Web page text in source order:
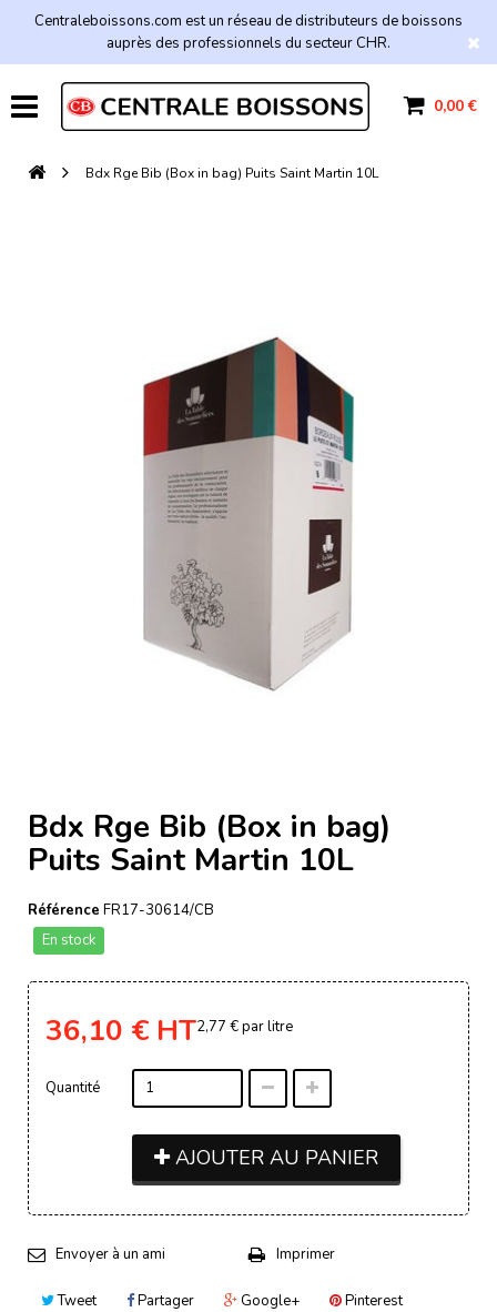
Centraleboissons.com est un réseau de distributeurs de boissons
auprès des professionnels du secteur CHR.
0,00 €
Bdx Rge Bib (Box in bag) Puits Saint Martin 10L
Bdx Rge Bib (Box in bag)
Puits Saint Martin 10L
Référence FR17-30614/CB
En stock
36,10 € HT2,77 €par litre
Quantité
AJOUTER AU PANIER
Envoyer à un ami Imprimer
Tweet Partager Google+ Pinterest